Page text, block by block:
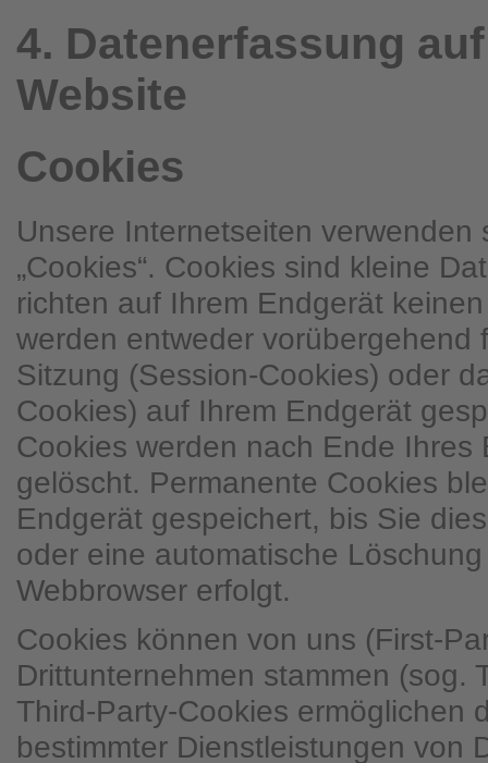
4. Datenerfassung
Website
Cookies
Unsere Internetseiten verwenden
„Cookies“. Cookies sind kleine
richten auf Ihrem Endgerät
werden entweder vorübergehend
Sitzung (Session-Cookies) oder
Cookies) auf Ihrem Endgerät
Cookies werden nach Ende Ihres
gelöscht. Permanente Cookies
Endgerät gespeichert, bis Sie
oder eine automatische
Webbrowser erfolgt.
Cookies können von uns (First-
Drittunternehmen stammen (sog.
Third-Party-Cookies ermöglichen
bestimmter Dienstleistungen von